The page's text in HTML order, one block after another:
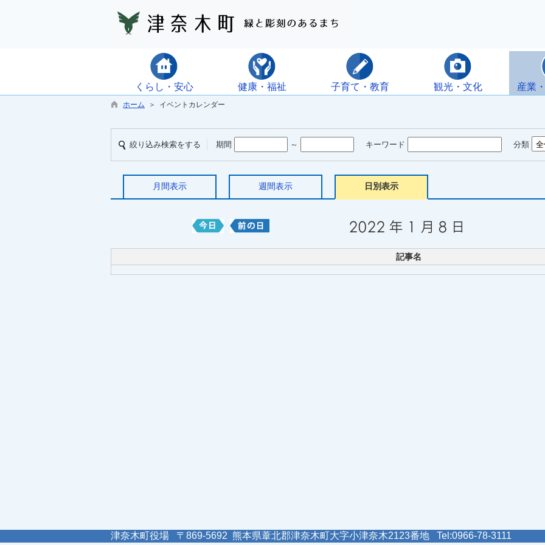
くらし・安心 健康・福祉 子育て・教育 観光・文化 産業
ホーム ＞ イベントカレンダー
絞り込み検索をする 期間 ～ キーワード 分類
月間表示 週間表示 日別表示
記事名
津奈木町役場 〒869-5692 熊本県葦北郡津奈木町大字小津奈木2123番地 Tel:0966-78-3111